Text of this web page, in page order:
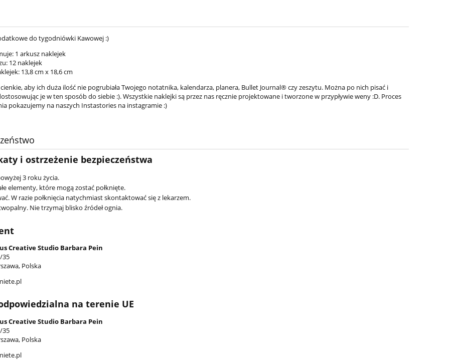
do tygodniówki Kawowej :)
1 arkusz naklejek
12 naklejek
13,8 cm x 18,6 cm
aby ich duża ilość nie pogrubiała Twojego notatnika, kalendarza, planera, Bullet Journal® czy zeszytu. Można po nich pisać i
je w ten sposób do siebie :). Wszystkie naklejki są przez nas ręcznie projektowane i tworzone w przypływie weny :D. Proces
pokazujemy na naszych Instastories na instagramie :)
i ostrzeżenie bezpieczeństwa
3 roku życia.
elementy, które mogą zostać połknięte.
W razie połknięcia natychmiast skontaktować się z lekarzem.
Nie trzymaj blisko źródeł ognia.
Creative Studio Barbara Pein
35
Polska
na terenie UE
Creative Studio Barbara Pein
35
Polska